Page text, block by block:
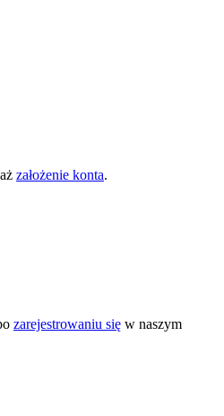
założenie konta.
zarejestrowaniu się w naszym